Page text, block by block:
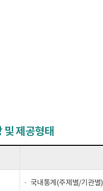
및 제공형태
국내통계(주제별/기관별)